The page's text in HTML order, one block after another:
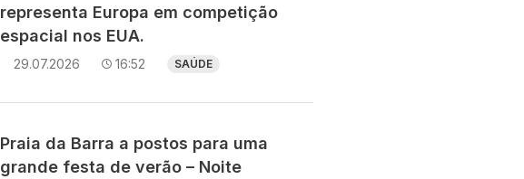
representa Europa em competição
espacial nos EUA.
29.07.2026 16:52 SAÚDE
Praia da Barra a postos para uma
grande festa de verão – Noite